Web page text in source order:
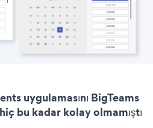
uygulamasını BigTeams
bu kadar kolay olmamıştı